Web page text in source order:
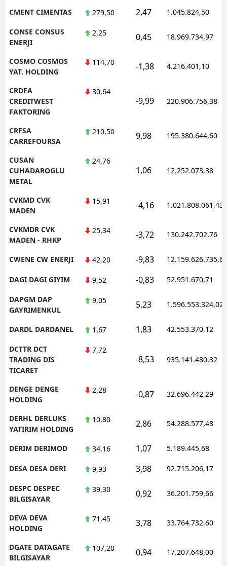
CMENT CIMENTAS 279,50 2,47 1.045.824,50
CONSE CONSUS
ENERJI
2,25 0,45 18.969.734,97
COSMO COSMOS
YAT. HOLDING
114,70 -1,38 4.216.401,10
CRDFA
CREDITWEST
FAKTORING
30,64
-9,99 220.906.756,38
CRFSA
CARREFOURSA
210,50 9,98 195.380.644,60
CUSAN
CUHADAROGLU
METAL
24,76
1,06 12.252.073,38
CVKMD CVK
MADEN
15,91 -4,16 1.021.808.061,43
CVKMDR CVK
MADEN - RHKP
25,34 -3,72 130.242.702,76
CWENE CW ENERJI 42,20 -9,83 12.159.626.735,62
DAGI DAGI GIYIM 9,52 -0,83 52.951.670,71
DAPGM DAP
GAYRIMENKUL
9,05 5,23 1.596.553.324,02
DARDL DARDANEL 1,67 1,83 42.553.370,12
DCTTR DCT
TRADING DIS
TICARET
7,72
-8,53 935.141.480,32
DENGE DENGE
HOLDING
2,28 -0,87 32.696.442,29
DERHL DERLUKS
YATIRIM HOLDING
10,80 2,86 54.288.577,48
DERIM DERIMOD 34,16 1,07 5.189.445,68
DESA DESA DERI 9,93 3,98 92.715.206,17
DESPC DESPEC
BILGISAYAR
39,30 0,92 36.201.759,66
DEVA DEVA
HOLDING
71,45 3,78 33.764.732,60
DGATE DATAGATE
BILGISAYAR
107,20 0,94 17.207.648,00